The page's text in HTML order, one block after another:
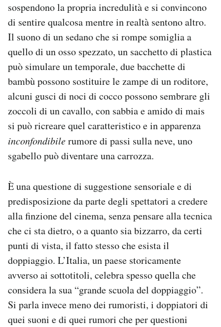
Notifiche mobile
Regala il Post
Hai bisogno di aiuto?
Esci
sospendono la propria incredulità e si convincono
di sentire qualcosa mentre in realtà sentono altro.
Il suono di un sedano che si rompe somiglia a
quello di un osso spezzato, un sacchetto di plastica
può simulare un temporale, due bacchette di
bambù possono sostituire le zampe di un roditore,
alcuni gusci di noci di cocco possono sembrare gli
zoccoli di un cavallo, con sabbia e amido di mais
si può ricreare quel caratteristico e in apparenza
inconfondibilerumore di passi sulla neve, uno
sgabello può diventare una carrozza.
È una questione di suggestione sensoriale e di
predisposizione da parte degli spettatori a credere
alla finzione del cinema, senza pensare alla tecnica
che ci sta dietro, o a quanto sia bizzarro, da certi
punti di vista, il fatto stesso che esista il
doppiaggio. L’Italia, un paese storicamente
avverso ai sottotitoli, celebra spesso quella che
considera la sua “grande scuola del doppiaggio”.
Si parla invece meno dei rumoristi, i doppiatori di
quei suoni e di quei rumori che per questioni